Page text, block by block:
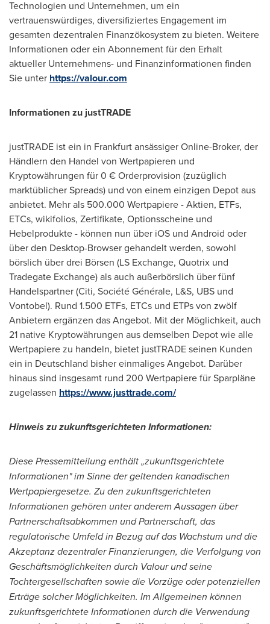
Technologien und Unternehmen, um ein
vertrauenswürdiges, diversifiziertes Engagement im
gesamten dezentralen Finanzökosystem zu bieten. Weitere
Informationen oder ein Abonnement für den Erhalt
aktueller Unternehmens- und Finanzinformationen finden
Sie unter https://valour.com
Informationen zu justTRADE
justTRADE ist ein in Frankfurtansässiger Online-Broker, der
Händlern den Handel von Wertpapieren und
Kryptowährungen für 0 € Orderprovision (zuzüglich
marktüblicher Spreads) und von einem einzigen Depot aus
anbietet. Mehr als 500.000 Wertpapiere - Aktien, ETFs,
ETCs, wikifolios, Zertifikate, Optionsscheine und
Hebelprodukte - können nun über iOS und Android oder
über den Desktop-Browser gehandelt werden, sowohl
börslich über drei Börsen (LS Exchange, Quotrix und
Tradegate Exchange) als auch außerbörslich über fünf
Handelspartner (Citi, Société Générale, L&S, UBS und
Vontobel). Rund 1.500 ETFs, ETCs und ETPs von zwölf
Anbietern ergänzen das Angebot. Mit der Möglichkeit, auch
21 native Kryptowährungen aus demselben Depot wie alle
Wertpapiere zu handeln, bietet justTRADE seinen Kunden
ein in Deutschland bisher einmaliges Angebot. Darüber
hinaus sind insgesamt rund 200 Wertpapiere für Sparpläne
zugelassen https://www.justtrade.com/
Hinweis zu zukunftsgerichteten Informationen:
Diese Pressemitteilung enthält „zukunftsgerichtete
Informationen" im Sinne dergeltenden kanadischen
Wertpapiergesetze. Zu den zukunftsgerichteten
Informationen gehören unter anderem Aussagen über
Partnerschaftsabkommen und Partnerschaft, das
regulatorische Umfeld in Bezug auf das Wachstum und die
Akzeptanz dezentraler Finanzierungen, die Verfolgung von
Geschäftsmöglichkeiten durch Valour und seine
Tochtergesellschaften sowie die Vorzüge oder potenziellen
Erträge solcher Möglichkeiten. Im Allgemeinen können
zukunftsgerichtete Informationen durch die Verwendung